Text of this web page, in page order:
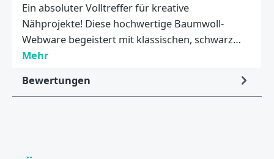
Ein absoluter Volltreffer für kreative
Nähprojekte! Diese hochwertige Baumwoll-
Webware begeistert mit klassischen, schwarz…
Mehr
Bewertungen